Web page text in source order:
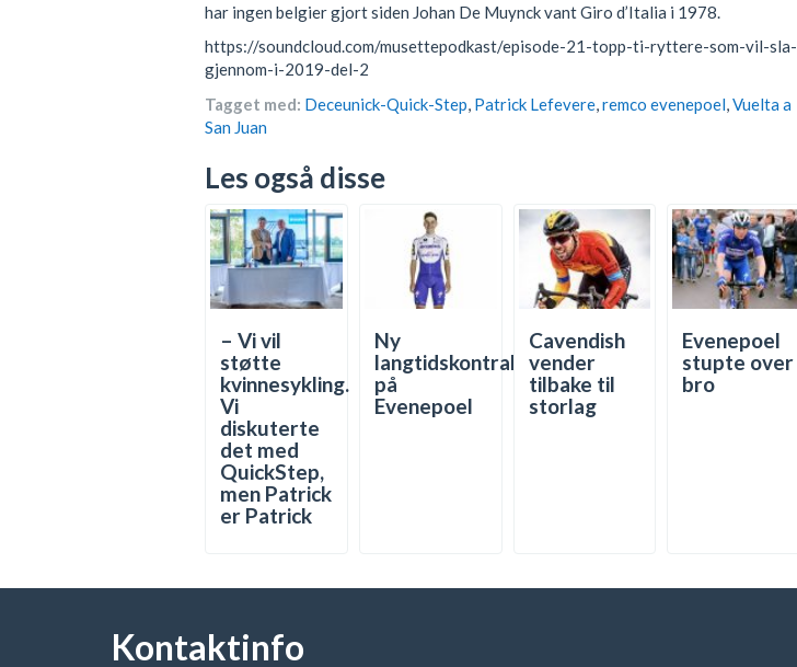
har ingen belgier gjort siden Johan De Muynck vant Giro d’Italia i 1978.
https://soundcloud.com/musettepodkast/episode-21-topp-ti-ryttere-som-vil-sla-
gjennom-i-2019-del-2
Tagget med: Deceunick-Quick-Step, Patrick Lefevere,remco evenepoel,Vuelta a
San Juan
Les også disse
– Vi vil
støtte
kvinnesykling.
Vi
diskuterte
det med
QuickStep,
men Patrick
er Patrick
Ny
langtidskontrakt
på
Evenepoel
Cavendish
vender
tilbake til
storlag
Evenepoel
stupte over
bro
Kontaktinfo